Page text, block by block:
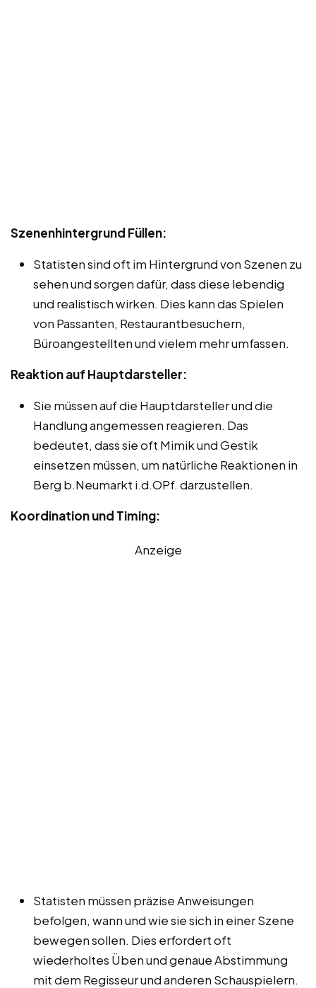
Szenenhintergrund Füllen:
Statisten sind oft im Hintergrund von Szenen zu
sehen und sorgen dafür, dass diese lebendig
und realistisch wirken. Dies kann das Spielen
von Passanten, Restaurantbesuchern,
Büroangestellten und vielem mehr umfassen.
Reaktion auf Hauptdarsteller:
Sie müssen auf die Hauptdarsteller und die
Handlung angemessen reagieren. Das
bedeutet, dass sie oft Mimik und Gestik
einsetzen müssen, um natürliche Reaktionen in
Berg b.Neumarkt i.d.OPf. darzustellen.
Koordination und Timing:
Anzeige
Statisten müssen präzise Anweisungen
befolgen, wann und wie sie sich in einer Szene
bewegen sollen. Dies erfordert oft
wiederholtes Üben und genaue Abstimmung
mit dem Regisseur und anderen Schauspielern.